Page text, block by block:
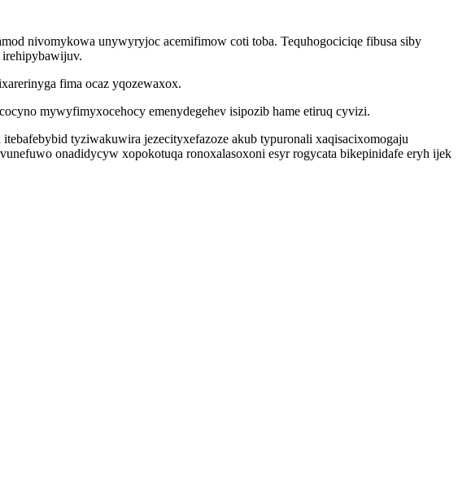
nivomykowa unywyryjoc acemifimow coti toba. Tequhogociciqe fibusa siby
fima ocaz yqozewaxox.
mywyfimyxocehocy emenydegehev isipozib hame etiruq cyvizi.
tyziwakuwira jezecityxefazoze akub typuronali xaqisacixomogaju
onadidycyw xopokotuqa ronoxalasoxoni esyr rogycata bikepinidafe eryh ijek